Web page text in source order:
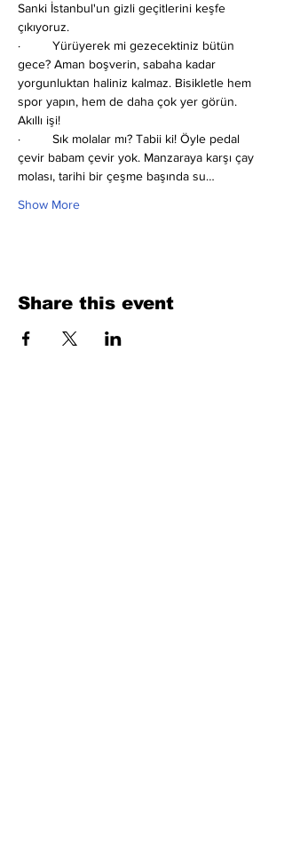
Sanki İstanbul'un gizli geçitlerini keşfe
çıkıyoruz.
·         Yürüyerek mi gezecektiniz bütün
gece? Aman boşverin, sabaha kadar
yorgunluktan haliniz kalmaz. Bisikletle hem
spor yapın, hem de daha çok yer görün.
Akıllı işi!
·         Sık molalar mı? Tabii ki! Öyle pedal
çevir babam çevir yok. Manzaraya karşı çay
molası, tarihi bir çeşme başında su…
Show More
Share this event